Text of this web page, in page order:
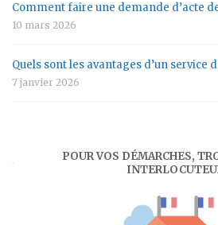
Comment faire une demande d’acte
10 mars 2026
Quels sont les avantages d’un service
7 janvier 2026
POUR VOS DÉMARCHES,